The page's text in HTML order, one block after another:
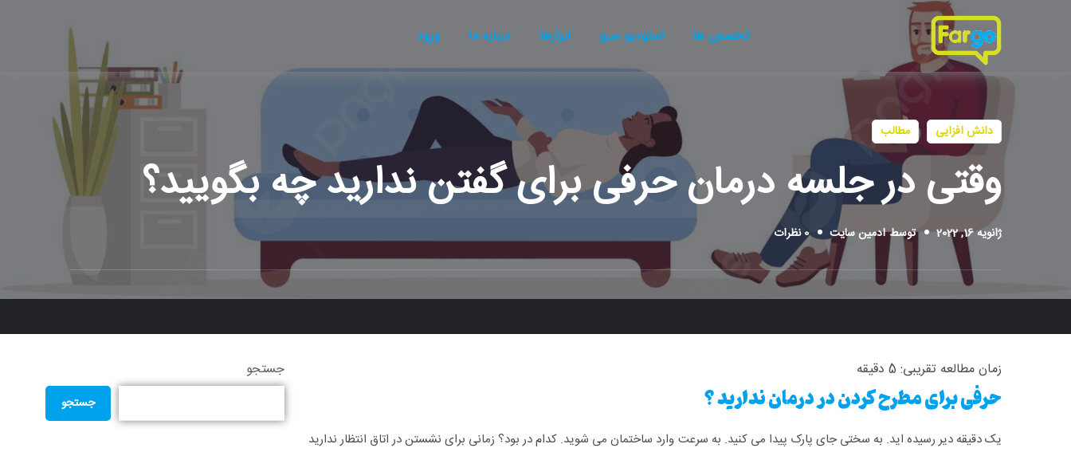
تخصص ها استودیو سرو ابزارها درباره ما ورود
دانش افزایی مطالب
وقتی در جلسه درمان حرفی برای گفتن ندارید چه بگویید؟
ژانویه 16, 2022 توسطادمین سایت 0 نظرات
زمان مطالعه تقریبی: 5 دقیقه
حرفی برای مطرح کردن در درمان ندارید ؟
یک دقیقه دیر رسیده اید. به سختی جای پارک پیدا می کنید. به سرعت وارد ساختمان می شوید. کدام در بود؟ زمانی برای نشستن در اتاق انتظار ندارید
جستجو
جستجو